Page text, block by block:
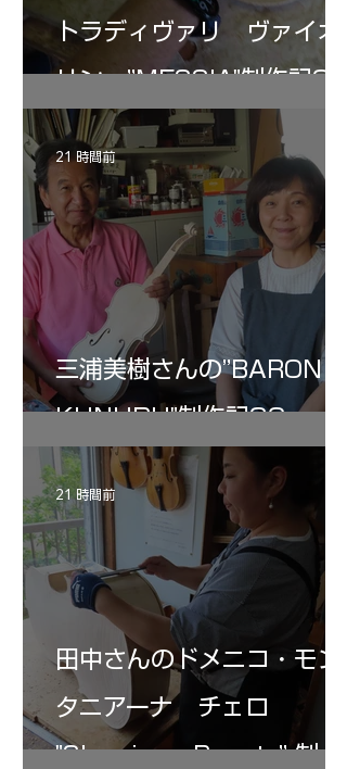
トラディヴァリ ヴァイオ
リン ”MESSIA"制作記34
三浦美樹さんの”BARON・
KUNUPU"制作記32
21 時間前
田中さんのドメニコ・モン
タニアーナ チェロ
"Sleeping・Beauty” 制作
21 時間前